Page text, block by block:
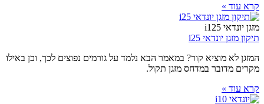
קרא עוד »
מזגן יונדאי i125
תיקון מזגן יונדאי i25
המזגן לא מוציא קור? במאמר הבא נלמד על גורמים נפוצים לכך, וכן באילו
מקרים מדובר במדחס מזגן תקול.
קרא עוד »